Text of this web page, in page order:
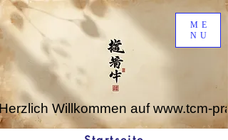
ME
NU
Willkommen auf www.tcm-